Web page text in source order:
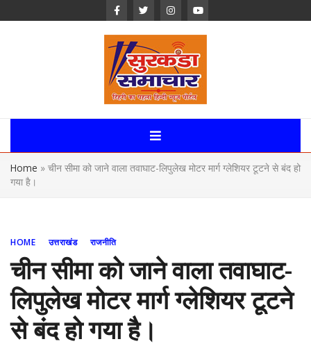
Surkanda
Samachar:
Home » चीन सीमा को जाने वाला तवाघाट-लिपुलेख मोटर मार्ग ग्लेशियर टूटने से बंद हो
गया है।
HOME उत्तराखंड राजनीति
चीन सीमा को जाने वाला तवाघाट-
लिपुलेख मोटर मार्ग ग्लेशियर टूटने
से बंद हो गया है।